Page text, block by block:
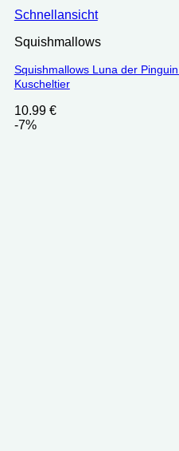
Schnellansicht
Squishmallows
Squishmallows Luna der
Kuscheltier
10.99 €
-7%